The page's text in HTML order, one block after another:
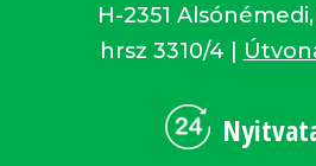
H-2351
hrsz 3310/4 |